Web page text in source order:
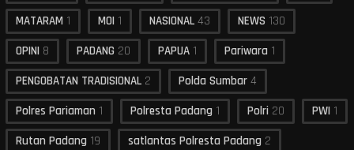
MATARAM 1 MOI 1 NASIONAL 43 NEWS 130
OPINI 8 PADANG 20 PAPUA 1 Pariwara 1
PENGOBATAN TRADISIONAL 2 Polda Sumbar 4
Polres Pariaman 1 Polresta Padang 1 Polri 20 PWI 1
Rutan Padang 19 satlantas Polresta Padang 2